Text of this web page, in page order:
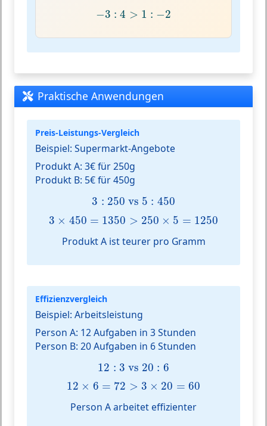
−3 : 4 > 1 : −2
− 3 :4> 1: −
Praktische Anwendungen
Preis-Leistungs-Vergleich
Beispiel: Supermarkt-Angebote
Produkt A: 3€ für 250g
Produkt B: 5€ für 450g
3 : 250 vs 5 : 450
3: 250 vs 5 :450
3 × 450 = 1350 > 250 × 5 = 1250
3×450=1350> 250× 5 =1250
Produkt A ist teurer pro Gramm
Effizienzvergleich
Beispiel: Arbeitsleistung
Person A: 12 Aufgaben in 3 Stunden
Person B: 20 Aufgaben in 6 Stunden
12 : 3 vs 20 : 6
12: 3 vs 20 :6
12 × 6 = 72 > 3 × 20 = 60
12×6 =72>3× 20=60
Person A arbeitet effizienter